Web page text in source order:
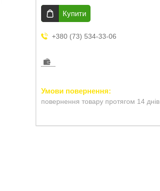
Купити
+380 (73) 534-33-06
повернення товару протягом 14 днів